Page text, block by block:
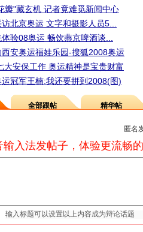
瓣"藏玄机 记者竟难觅新闻中心
北京奥运 文字和摄影人员5...
验08奥运 畅饮燕京啤酒谈...
安奥运福娃乐园-搜狐2008奥运
大安保工作 奥运精神是宝贵财富
冠军王楠:我还要拼到2008(图)
全部跟帖 精华帖
匿名
输入法发帖子，体验更流畅